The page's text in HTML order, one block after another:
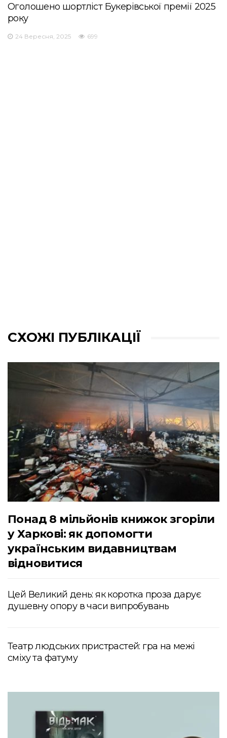
Оголошено шортліст Букерівської премії 2025
року
24 Вересня, 2025 699
СХОЖІ ПУБЛІКАЦІЇ
Понад 8 мільйонів книжок згоріли
у Харкові: як допомогти
українським видавництвам
відновитися
Цей Великий день: як коротка проза дарує
душевну опору в часи випробувань
Театр людських пристрастей: гра на межі
сміху та фатуму